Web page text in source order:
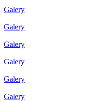
Galery
Galery
Galery
Galery
Galery
Galery